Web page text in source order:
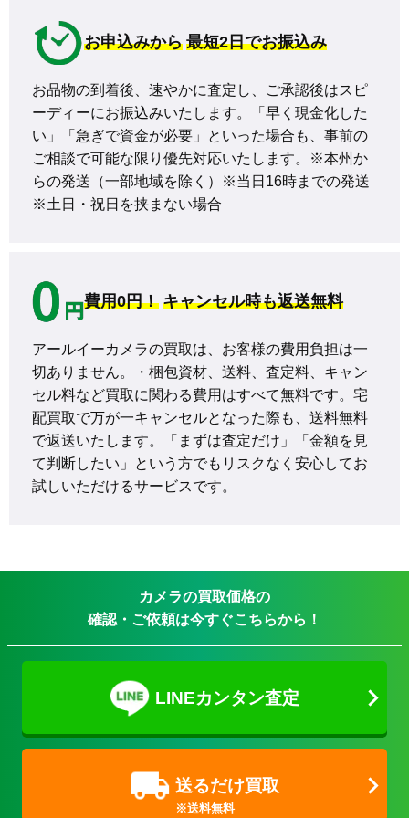
お申込みから 最短2日でお振込み
お品物の到着後、速やかに査定し、ご承認後はスピ
ーディーにお振込みいたします。「早く現金化した
い」「急ぎで資金が必要」といった場合も、事前の
ご相談で可能な限り優先対応いたします。※本州か
らの発送（一部地域を除く）※当日16時までの発送
※土日・祝日を挟まない場合
費用0円！ キャンセル時も返送無料
アールイーカメラの買取は、お客様の費用負担は一
切ありません。・梱包資材、送料、査定料、キャン
セル料など買取に関わる費用はすべて無料です。宅
配買取で万が一キャンセルとなった際も、送料無料
で返送いたします。「まずは査定だけ」「金額を見
て判断したい」という方でもリスクなく安心してお
試しいただけるサービスです。
カメラの買取価格の
確認・ご依頼は今すぐこちらから！
LINEカンタン査定
送るだけ買取